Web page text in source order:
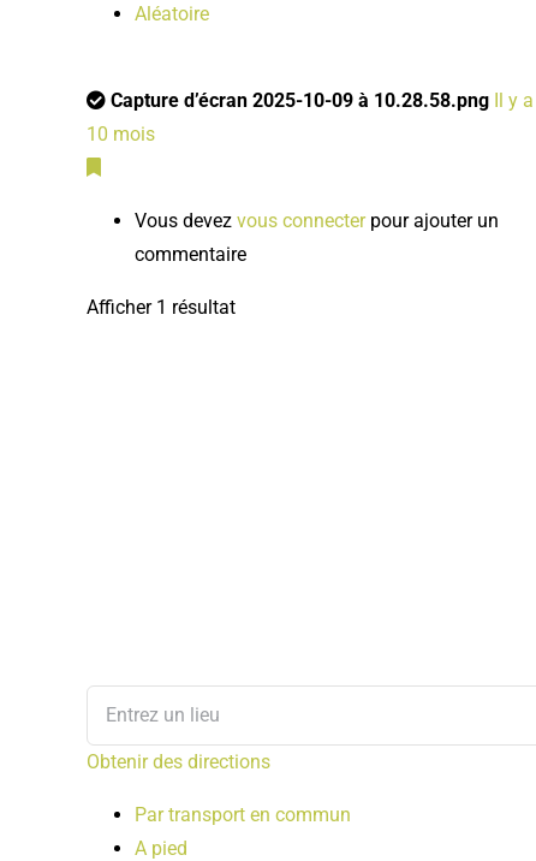
Aléatoire
Capture d’écran 2025-10-09 à 10.28.58.png Il y a
10 mois
Vous devez vous connecterpour ajouter un
commentaire
Afficher 1 résultat
Obtenir des directions
Par transport en commun
A pied